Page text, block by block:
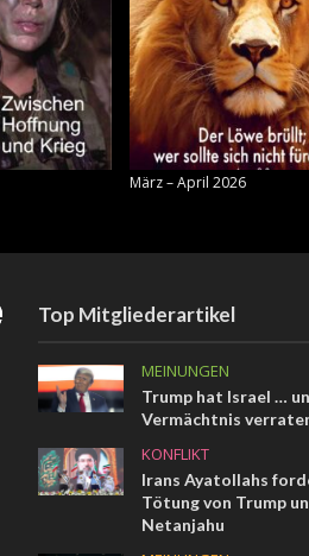
März – April 2026
Top Mitgliederartikel
MEINUNGEN
Trump hat Israel …
Vermächtnis
KONFLIKT
Irans Ayatollahs
Tötung von Trump
Netanjahu